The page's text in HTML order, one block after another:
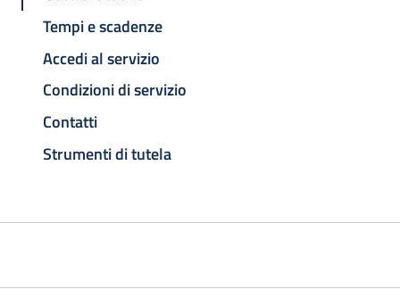
Tempi e scadenze
Accedi al servizio
Condizioni di servizio
Contatti
Strumenti di tutela